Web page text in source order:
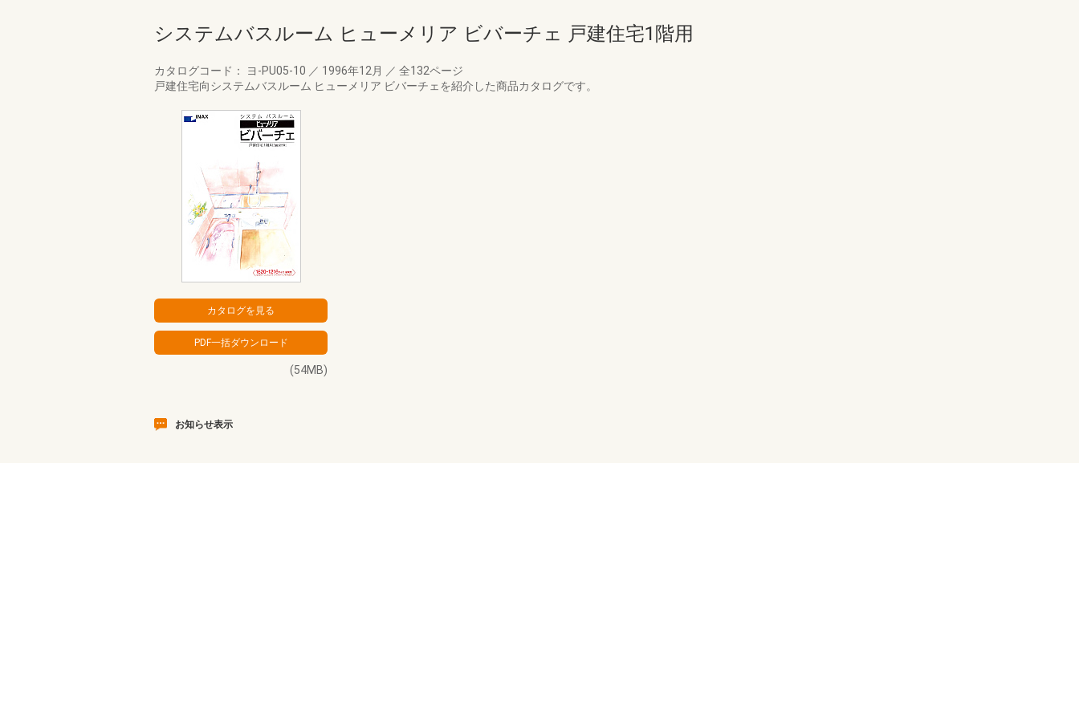
システムバスルーム ヒューメリア ビバーチェ 戸建住宅1階用
カタログコード： ヨ-PU05-10 ／ 1996年12月 ／ 全132ページ
戸建住宅向システムバスルーム ヒューメリア ビバーチェを紹介した商品カタログです。
(54MB)
お知らせ表示